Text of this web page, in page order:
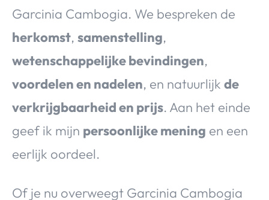
Garcinia Cambogia. We bespreken de
herkomst, samenstelling,
wetenschappelijke bevindingen,
voordelen en nadelen, en natuurlijk de
verkrijgbaarheid en prijs. Aan het einde
geef ik mijn persoonlijke mening en een
eerlijk oordeel.
Of je nu overweegt Garcinia Cambogia